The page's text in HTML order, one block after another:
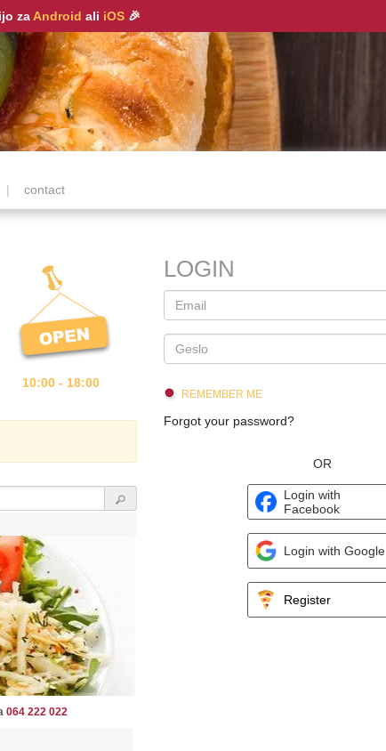
za Android ali iOS 🎉
| contact
10:00 - 18:00
064 222 022
LOGIN
REMEMBER ME
Forgot your password?
OR
Login with
Facebook
Login with Google
Register